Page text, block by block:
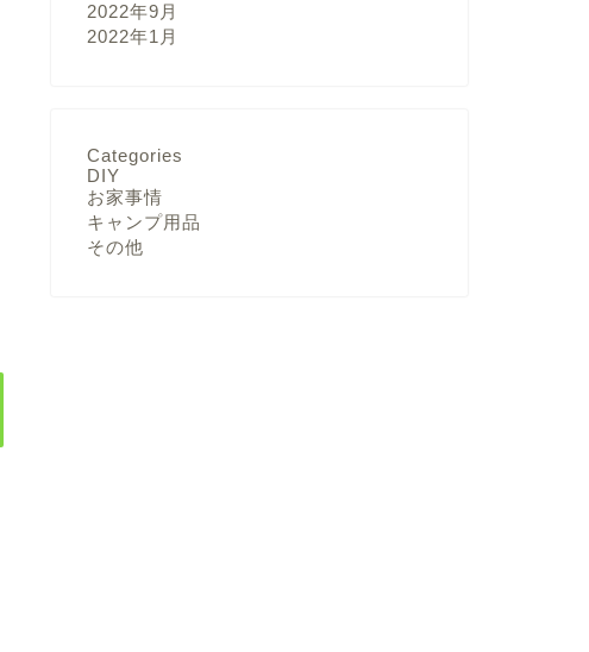
2022年9月
2022年1月
Categories
DIY
お家事情
キャンプ用品
その他